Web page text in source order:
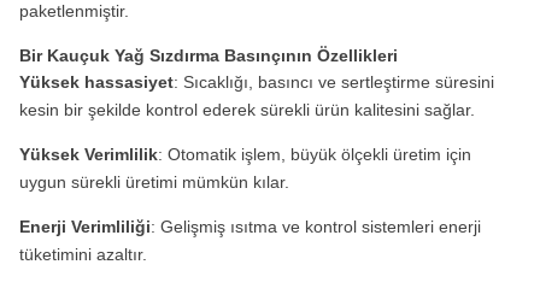
paketlenmiştir.
Bir Kauçuk Yağ Sızdırma Basınçının Özellikleri
Yüksek hassasiyet: Sıcaklığı, basıncı ve sertleştirme süresini
kesin bir şekilde kontrol ederek sürekli ürün kalitesini sağlar.
Yüksek Verimlilik: Otomatik işlem, büyük ölçekli üretim için
uygun sürekli üretimi mümkün kılar.
Enerji Verimliliği: Gelişmiş ısıtma ve kontrol sistemleri enerji
tüketimini azaltır.